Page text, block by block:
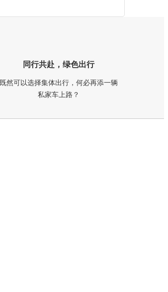
同行共赴，绿色出行
既然可以选择集体出行，何必再添一辆
私家车上路？